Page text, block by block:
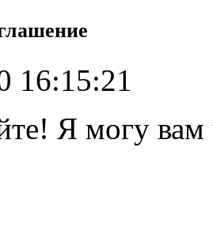
16:15:21
Я могу